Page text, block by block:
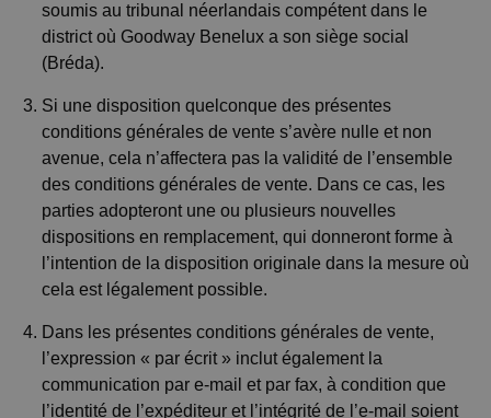
soumis au tribunal néerlandais compétent dans le
district où Goodway Benelux a son siège social
(Bréda).
Si une disposition quelconque des présentes
conditions générales de vente s’avère nulle et non
avenue, cela n’affectera pas la validité de l’ensemble
des conditions générales de vente. Dans ce cas, les
parties adopteront une ou plusieurs nouvelles
dispositions en remplacement, qui donneront forme à
l’intention de la disposition originale dans la mesure où
cela est légalement possible.
Dans les présentes conditions générales de vente,
l’expression « par écrit » inclut également la
communication par e-mail et par fax, à condition que
l’identité de l’expéditeur et l’intégrité de l’e-mail soient